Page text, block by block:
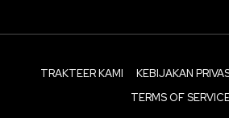
TRAKTEER KAMI KEBIJAKAN
TERMS OF